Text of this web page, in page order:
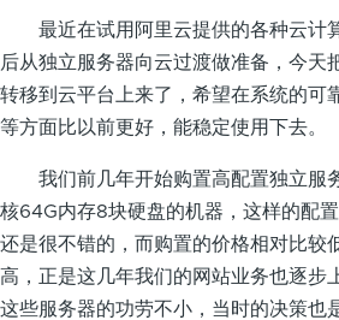
最近在试用阿里云提供的各种云计
后从独立服务器向云过渡做准备，今天
转移到云平台上来了，希望在系统的可
等方面比以前更好，能稳定使用下去。
我们前几年开始购置高配置独立服
核64G内存8块硬盘的机器，这样的配
还是很不错的，而购置的价格相对比较
高，正是这几年我们的网站业务也逐步
这些服务器的功劳不小，当时的决策也